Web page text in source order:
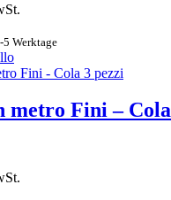
Werktage
metro Fini –